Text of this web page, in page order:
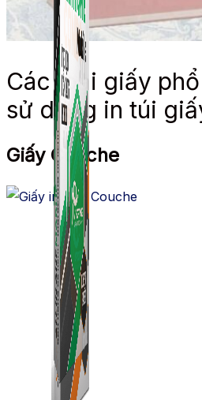
Các loại giấy
sử dụng in túi
Giấy Couche